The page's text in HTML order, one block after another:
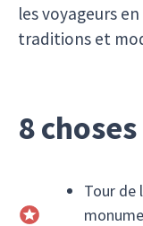
les voyageurs
traditions et
8
Tour de